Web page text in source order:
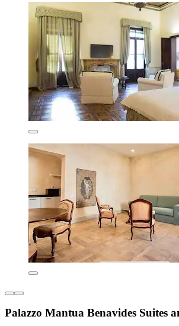
Palazzo Mantua Benavides Suites